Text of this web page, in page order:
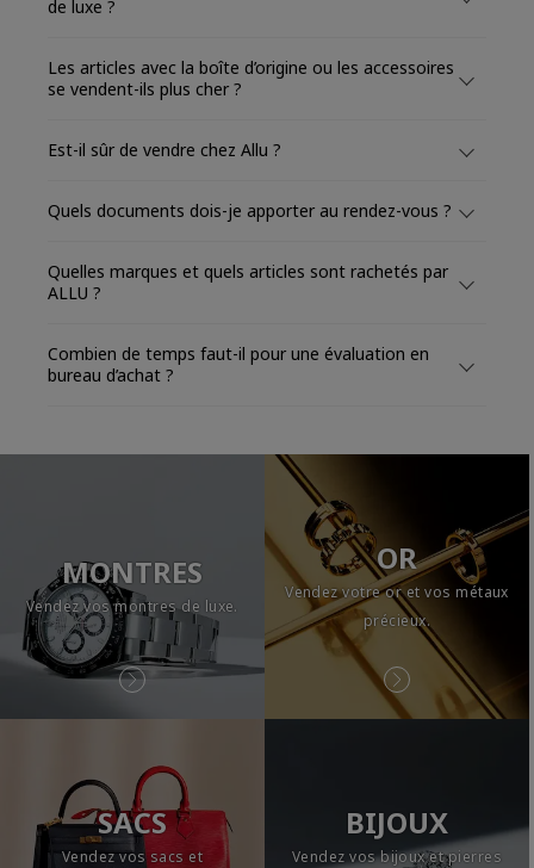
de luxe ?
Les articles avec la boîte d’origine ou les accessoires
se vendent-ils plus cher ?
Est-il sûr de vendre chez Allu ?
Quels documents dois-je apporter au rendez-vous ?
Quelles marques et quels articles sont rachetés par
ALLU ?
Combien de temps faut-il pour une évaluation en
bureau d’achat ?
MONTRES
Vendez vos montres de luxe.
OR
Vendez votre or et vos métaux
précieux.
SACS
Vendez vos sacs et
BIJOUX
Vendez vos bijoux et pierres